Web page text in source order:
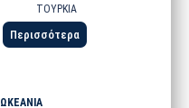
ΤΟΥΡΚΙΑ
Περισσότερα
ΩΚΕΑΝΙΑ